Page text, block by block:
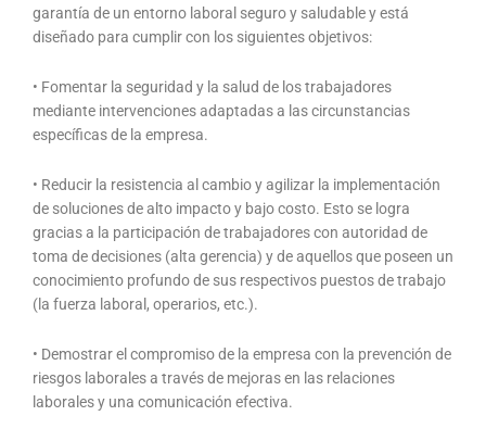
garantía de un entorno laboral seguro y saludable y está
diseñado para cumplir con los siguientes objetivos:
• Fomentar la seguridad y la salud de los trabajadores
mediante intervenciones adaptadas a las circunstancias
específicas de la empresa.
• Reducir la resistencia al cambio y agilizar la implementación
de soluciones de alto impacto y bajo costo. Esto se logra
gracias a la participación de trabajadores con autoridad de
toma de decisiones (alta gerencia) y de aquellos que poseen un
conocimiento profundo de sus respectivos puestos de trabajo
(la fuerza laboral, operarios, etc.).
• Demostrar el compromiso de la empresa con la prevención de
riesgos laborales a través de mejoras en las relaciones
laborales y una comunicación efectiva.